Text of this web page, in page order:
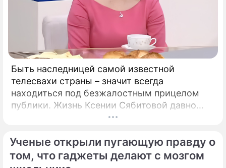
Быть наследницей самой известной
телесвахи страны – значит всегда
находиться под безжалостным прицелом
публики. Жизнь Ксении Сябитовой давно
рассматривают под мощной лупой.
Ученые открыли пугающую правду о
том, что гаджеты делают с мозгом